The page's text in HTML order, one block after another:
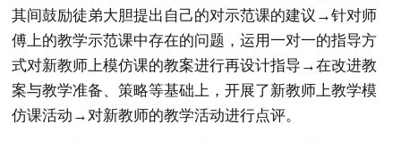
其间鼓励徒弟大胆提出自己的对示范课的建议→针对师
傅上的教学示范课中存在的问题，运用一对一的指导方
式对新教师上模仿课的教案进行再设计指导→在改进教
案与教学准备、策略等基础上，开展了新教师上教学模
仿课活动→对新教师的教学活动进行点评。